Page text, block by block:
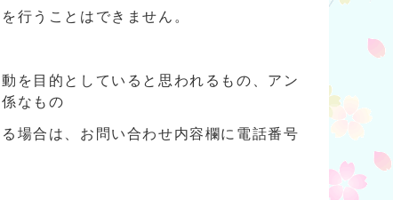
行うことはできません。
を目的としていると思われるもの、アン
なもの
場合は、お問い合わせ内容欄に電話番号